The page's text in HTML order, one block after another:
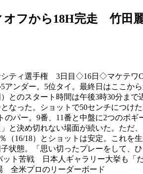
オフから18H完走 竹田
シティ選手権 3日目◇16日◇マケテワ
5アンダー。5位タイ。最終日はここ
とのスタート時間は午後3時30分ま
なった。ショットで50センチにつけ
のパー。9番、11番と中盤に2つのボ
と決め切れない場面が続いた。ただ
（16/18）とショットは安定。これ
状態。「思い切ったプレーをして、
ット苦戦 日本人ギャラリー大挙も「
全米プロのリーダーボード